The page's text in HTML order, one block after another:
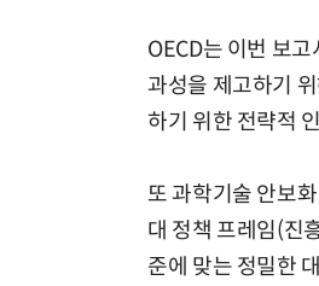
OECD는 이번 보
과성을 제고하기
하기 위한 전략적
또 과학기술 안보
대 정책 프레임(진
준에 맞는 정밀한